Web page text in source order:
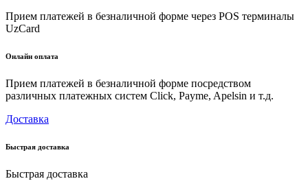
Прием платежей в безналичной форме через POS терминалы
UzCard
Онлайн оплата
Прием платежей в безналичной форме посредством
различных платежных систем Click, Payme, Apelsin и т.д.
Доставка
Быстрая доставка
Быстрая доставка